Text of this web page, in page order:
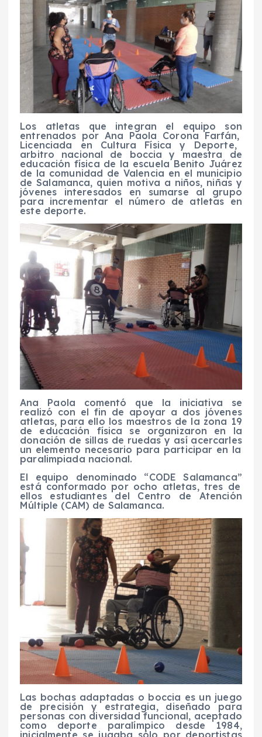
Los atletas que integran el equipo son
entrenados por Ana Paola Corona Farfán,
Licenciada en Cultura Física y Deporte,
arbitro nacional de boccia y maestra de
educación física de la escuela Benito Juárez
de la comunidad de Valencia en el municipio
de Salamanca, quien motiva a niños, niñas y
jóvenes interesados en sumarse al grupo
para incrementar el número de atletas en
este deporte.
Ana Paola comentó que la iniciativa se
realizó con el fin de apoyar a dos jóvenes
atletas, para ello los maestros de la zona 19
de educación física se organizaron en la
donación de sillasde ruedasy así acercarles
un elemento necesario para participar en la
paralimpiada nacional.
El equipo denominado “CODE Salamanca”
está conformado por ocho atletas, tres de
ellos estudiantes del Centro de Atención
Múltiple (CAM) de Salamanca.
Las bochas adaptadas o boccia es un juego
de precisión y estrategia, diseñado para
personas con diversidad funcional, aceptado
como deporte paralímpico desde 1984,